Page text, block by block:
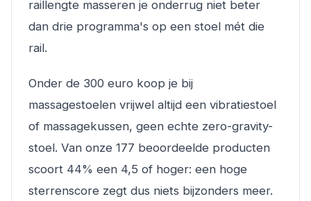
raillengte masseren je onderrug niet beter
dan drie programma's op een stoel mét die
rail.
Onder de 300 euro koop je bij
massagestoelen vrijwel altijd een vibratiestoel
of massagekussen, geen echte zero-gravity-
stoel. Van onze 177 beoordeelde producten
scoort 44% een 4,5 of hoger: een hoge
sterrenscore zegt dus niets bijzonders meer.